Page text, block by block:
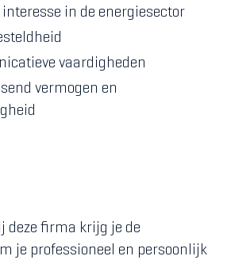
in de energiesector
vaardigheden
vermogen en
deze firma krijg je de
je professioneel en persoonlijk